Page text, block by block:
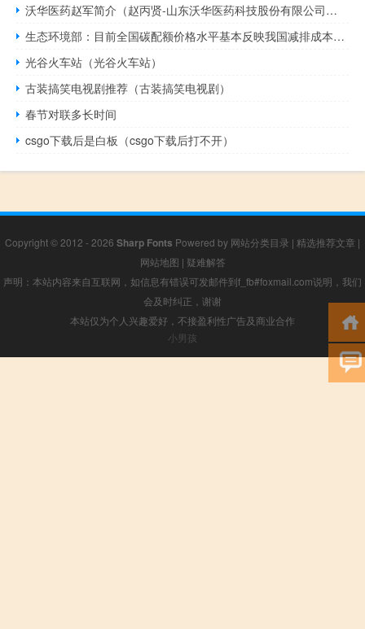
沃华医药赵军简介（赵丙贤-山东沃华医药科技股份有限公司董事长介绍）
生态环境部：目前全国碳配额价格水平基本反映我国减排成本符合中国当前实际
光谷火车站（光谷火车站）
古装搞笑电视剧推荐（古装搞笑电视剧）
春节对联多长时间
csgo下载后是白板（csgo下载后打不开）
Copyright © 2012 - 2026 Sharp Fonts Powered by 网站分类目录 | 精选推荐文章 |
网站地图 | 疑难解答
声明：本站内容来自互联网，如信息有错误可发邮件到f_fb#foxmail.com说明，我们
会及时纠正，谢谢
本站仅为个人兴趣爱好，不接盈利性广告及商业合作
小男孩